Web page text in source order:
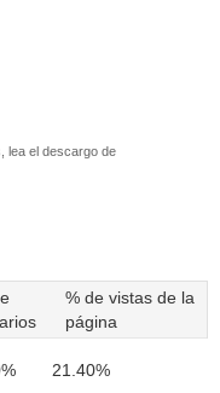
lea el descargo de
% de vistas de la
página
21.40%